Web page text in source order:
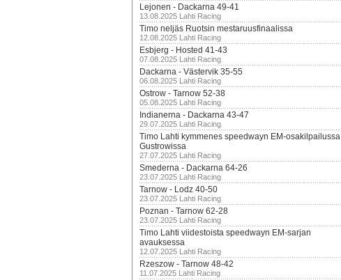
Lejonen - Dackarna 49-41
13.08.2025 Lahti Racing
Timo neljäs Ruotsin mestaruusfinaalissa
12.08.2025 Lahti Racing
Esbjerg - Hosted 41-43
07.08.2025 Lahti Racing
Dackarna - Västervik 35-55
06.08.2025 Lahti Racing
Ostrow - Tarnow 52-38
05.08.2025 Lahti Racing
Indianerna - Dackarna 43-47
29.07.2025 Lahti Racing
Timo Lahti kymmenes speedwayn EM-osakilpailussa
Gustrowissa
27.07.2025 Lahti Racing
Smederna - Dackarna 64-26
23.07.2025 Lahti Racing
Tarnow - Lodz 40-50
23.07.2025 Lahti Racing
Poznan - Tarnow 62-28
23.07.2025 Lahti Racing
Timo Lahti viidestoista speedwayn EM-sarjan
avauksessa
12.07.2025 Lahti Racing
Rzeszow - Tarnow 48-42
11.07.2025 Lahti Racing